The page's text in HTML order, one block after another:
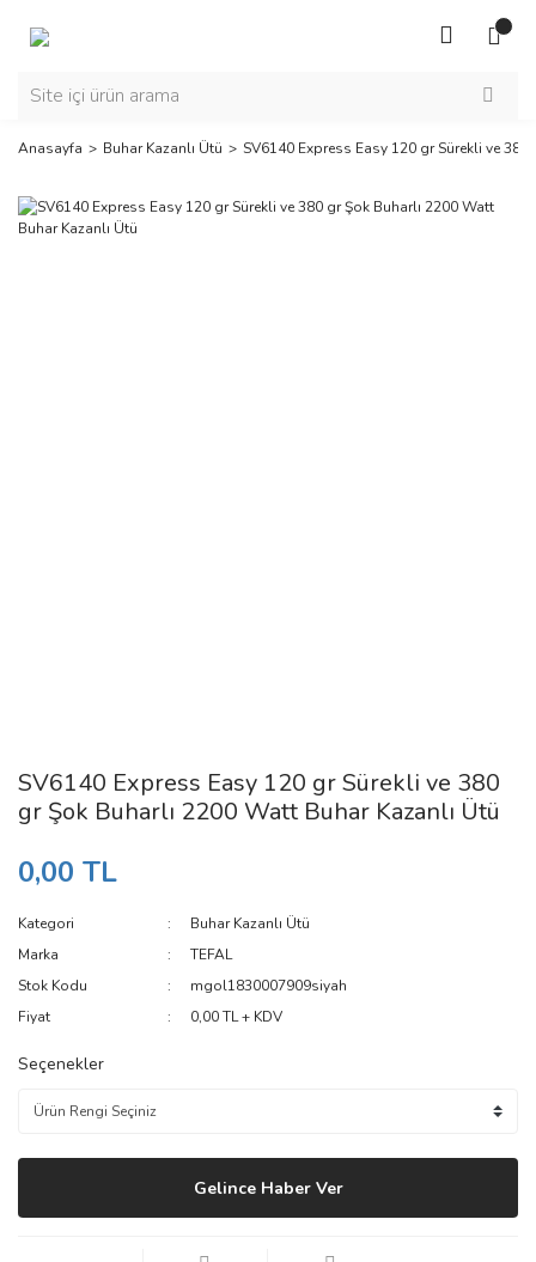
Anasayfa Buhar Kazanlı Ütü SV6140 Express Easy 120 gr Sürekli ve
SV6140 Express Easy 120 gr Sürekli ve 380
gr Şok Buharlı 2200 Watt Buhar Kazanlı Ütü
0,00 TL
Kategori
Buhar Kazanlı Ütü
Marka
TEFAL
Stok Kodu
mgol1830007909siyah
Fiyat
0,00 TL + KDV
Seçenekler
Gelince Haber Ver